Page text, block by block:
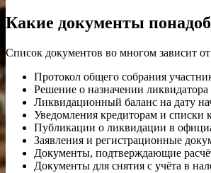
Какие документы
Список документов во многом зависит
Протокол общего собрания
Решение о назначении
Ликвидационный баланс на дату
Уведомления кредиторам и списки
Публикации о ликвидации в
Заявления и регистрационные
Документы, подтверждающие
Документы для снятия с учёта в